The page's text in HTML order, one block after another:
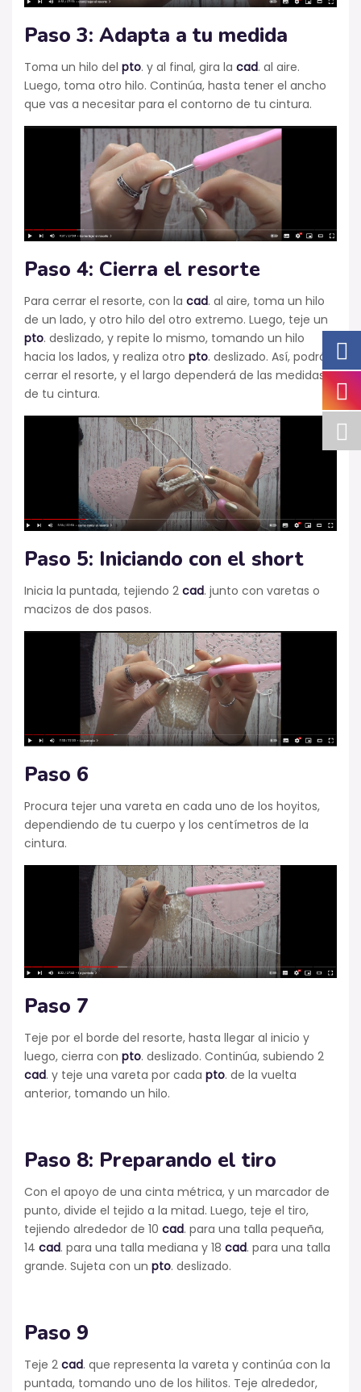
Paso 3: Adapta a tu medida
Toma un hilo del pto. y al final, gira la cad. al aire.
Luego, toma otro hilo. Continúa, hasta tener el ancho
que vas a necesitar para el contorno de tu cintura.
Paso 4: Cierra el resorte
Para cerrar el resorte, con la cad. al aire, toma un hilo
de un lado, y otro hilo del otro extremo. Luego, teje un
pto. deslizado, y repite lo mismo, tomando un hilo
hacia los lados, y realiza otro pto. deslizado. Así, podrás
cerrar el resorte, y el largo dependerá de las medidas
de tu cintura.
Paso 5: Iniciando con el short
Inicia la puntada, tejiendo 2 cad. junto con varetas o
macizos de dos pasos.
Paso 6
Procura tejer una vareta en cada uno de los hoyitos,
dependiendo de tu cuerpo y los centímetros de la
cintura.
Paso 7
Teje por el borde del resorte, hasta llegar al inicio y
luego, cierra con pto. deslizado. Continúa, subiendo 2
cad. y teje una vareta por cada pto. de la vuelta
anterior, tomando un hilo.
Paso 8: Preparando el tiro
Con el apoyo de una cinta métrica, y un marcador de
punto, divide el tejido a la mitad. Luego, teje el tiro,
tejiendo alrededor de 10 cad. para una talla pequeña,
14 cad. para una talla mediana y 18 cad. para una talla
grande. Sujeta con un pto. deslizado.
Paso 9
Teje 2 cad. que representa la vareta y continúa con la
puntada, tomando uno de los hilitos. Teje alrededor,